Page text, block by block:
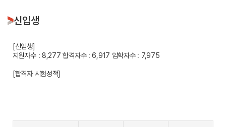
신입생
[신입생]
지원자수 : 8,277 합격자수 : 6,917 입학자수 : 7,975
[합격자 시험성적]